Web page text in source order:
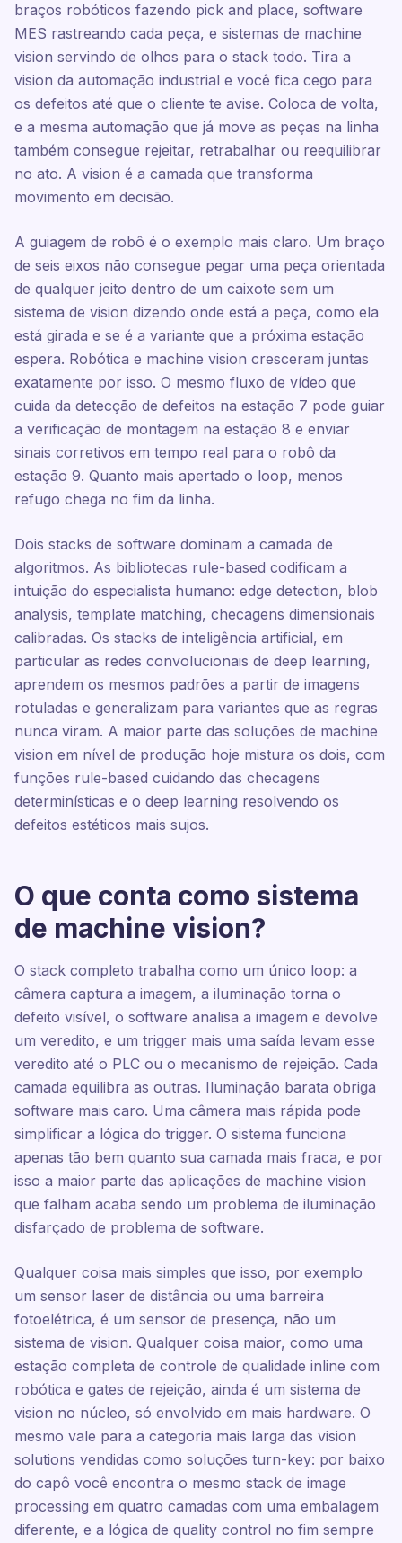
braços robóticos fazendo pick and place, software
MES rastreando cada peça, e sistemas de machine
vision servindo de olhos para o stack todo. Tira a
vision da automação industrial e você fica cego para
os defeitos até que o cliente te avise. Coloca de volta,
e a mesma automação que já move as peças na linha
também consegue rejeitar, retrabalhar ou reequilibrar
no ato. A vision é a camada que transforma
movimento em decisão.
A guiagem de robô é o exemplo mais claro. Um braço
de seis eixos não consegue pegar uma peça orientada
de qualquer jeito dentro de um caixote sem um
sistema de vision dizendo onde está a peça, como ela
está girada e se é a variante que a próxima estação
espera. Robótica e machine vision cresceram juntas
exatamente por isso. O mesmo fluxo de vídeo que
cuida da detecção de defeitos na estação 7 pode guiar
a verificação de montagem na estação 8 e enviar
sinais corretivos em tempo real para o robô da
estação 9. Quanto mais apertado o loop, menos
refugo chega no fim da linha.
Dois stacks de software dominam a camada de
algoritmos. As bibliotecas rule-based codificam a
intuição do especialista humano: edge detection, blob
analysis, template matching, checagens dimensionais
calibradas. Os stacks de inteligência artificial, em
particular as redes convolucionais de deep learning,
aprendem os mesmos padrões a partir de imagens
rotuladas e generalizam para variantes que as regras
nunca viram. A maior parte das soluções de machine
vision em nível de produção hoje mistura os dois, com
funções rule-based cuidando das checagens
determinísticas e o deep learning resolvendo os
defeitos estéticos mais sujos.
O que conta como sistema
de machine vision?
O stack completo trabalha como um único loop: a
câmera captura a imagem, a iluminação torna o
defeito visível, o software analisa a imagem e devolve
um veredito, e um trigger mais uma saída levam esse
veredito até o PLC ou o mecanismo de rejeição. Cada
camada equilibra as outras. Iluminação barata obriga
software mais caro. Uma câmera mais rápida pode
simplificar a lógica do trigger. O sistema funciona
apenas tão bem quanto sua camada mais fraca, e por
isso a maior parte das aplicações de machine vision
que falham acaba sendo um problema de iluminação
disfarçado de problema de software.
Qualquer coisa mais simples que isso, por exemplo
um sensor laser de distância ou uma barreira
fotoelétrica, é um sensor de presença, não um
sistema de vision. Qualquer coisa maior, como uma
estação completa de controle de qualidade inline com
robótica e gates de rejeição, ainda é um sistema de
vision no núcleo, só envolvido em mais hardware. O
mesmo vale para a categoria mais larga das vision
solutions vendidas como soluções turn-key: por baixo
do capô você encontra o mesmo stack de image
processing em quatro camadas com uma embalagem
diferente, e a lógica de quality control no fim sempre